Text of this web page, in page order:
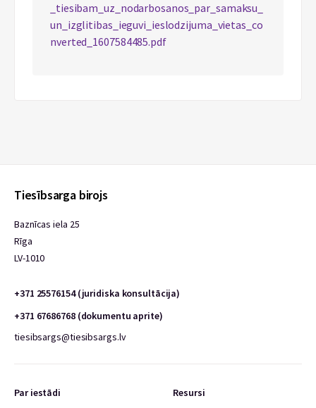
_tiesibam_uz_nodarbosanos_par_samaksu_
un_izglitibas_ieguvi_ieslodzijuma_vietas_co
nverted_1607584485.pdf
Tiesībsarga birojs
Baznīcas iela 25
Rīga
LV-1010
+371 25576154 (juridiska konsultācija)
+371 67686768 (dokumentu aprite)
tiesibsargs@tiesibsargs.lv
Par iestādi Resursi